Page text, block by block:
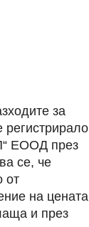
за
регистрирало
ЕООД през
се, че
от
на цената
и през